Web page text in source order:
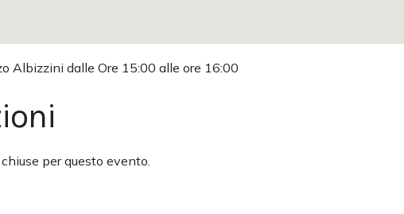
Albizzini dalle Ore 15:00 alle ore 16:00
per questo evento.